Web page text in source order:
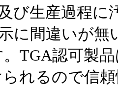
び生産過程に
に間違いが無
TGA認可製
れるので信